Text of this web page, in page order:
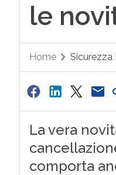
le
Home Sicurezza
La vera
comporta